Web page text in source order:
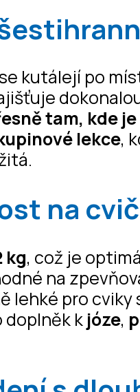
kutálejí po
tam, kde
lekce,
na
kg, což je
na
lehké pro cviky
doplněk k józe,